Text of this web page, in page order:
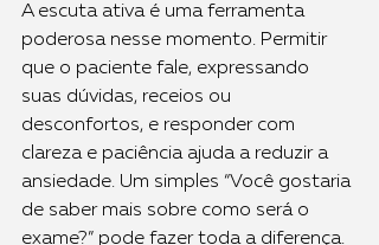
A escuta ativa é uma ferramenta
poderosa nesse momento. Permitir
que o paciente fale, expressando
suas dúvidas, receios ou
desconfortos, e responder com
clareza e paciência ajuda a reduzir a
ansiedade. Um simples “Você gostaria
de saber mais sobre como será o
exame?” pode fazer toda a diferença.